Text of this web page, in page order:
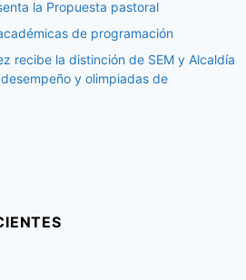
la Propuesta pastoral
de programación
recibe la distinción de SEM y Alcaldía
y olimpiadas de